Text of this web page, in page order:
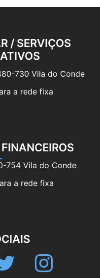
/ SERVIÇOS
730 Vila do Conde
a rede fixa
754 Vila do Conde
a rede fixa
Twitter Instagram